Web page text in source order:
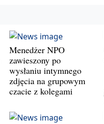
Menedżer NPO
zawieszony po
wysłaniu intymnego
zdjęcia na grupowym
czacie z kolegami